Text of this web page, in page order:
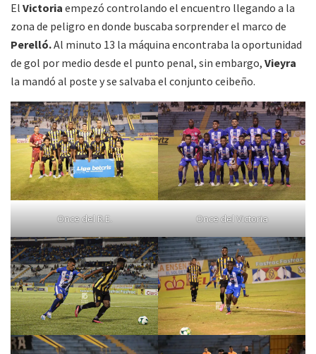
El Victoria empezó controlando el encuentro llegando a la
zona de peligro en donde buscaba sorprender el marco de
Perelló.Al minuto 13 la máquina encontraba la oportunidad
de gol por medio desde el punto penal, sin embargo, Vieyra
la mandó al poste y se salvaba el conjunto ceibeño.
Once del R.E. Once del Victoria